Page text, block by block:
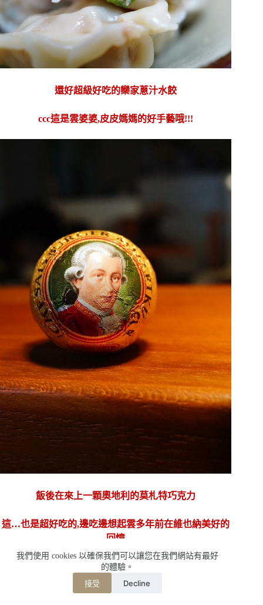
我們使用 cookies 以確保我們可以讓您在我們網站有最好
的體驗。
接受 Decline
還好超級好吃的欒家蔥汁水餃
ccc這是雲婆婆,皮皮媽媽的好手藝哦!!!
飯後在來上一顆奧地利的莫札特巧克力
這…也是超好吃的,邊吃邊想起雲多年前在維也納美好的
回憶